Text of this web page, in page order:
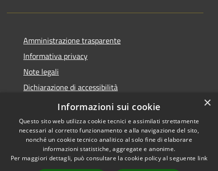
Amministrazione trasparente
Informativa privacy
Note legali
Dichiarazione di accessibilità
Piano di miglioramento del sito
Accessibilità
Copyright © 2026 • Comune di
Dalmine • Powered by
×
Informazioni sui cookie
Questo sito web utilizza cookie tecnici e assimilati strettamente
necessari al corretto funzionamento e alla navigazione del sito,
nonché un cookie tecnico analitico al solo fine di elaborare
informazioni statistiche, aggregate e anonime.
Per maggiori dettagli, può consultare la cookie policy al seguente link